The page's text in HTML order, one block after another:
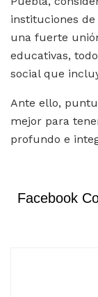
instituciones
una fuerte
educativas,
social que
Ante ello,
mejor para
profundo e
Facebook